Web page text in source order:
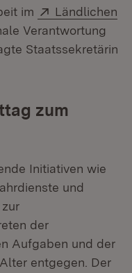
im
Extern:
Ländlichen
Verantwortung
Staatssekretärin
zum
Initiativen wie
und
der
Aufgaben und der
entgegen. Der